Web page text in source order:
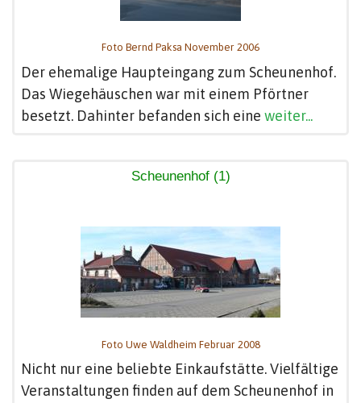
Foto Bernd Paksa November 2006
Der ehemalige Haupteingang zum Scheunenhof.
Das Wiegehäuschen war mit einem Pförtner
besetzt. Dahinter befanden sich eine weiter...
Scheunenhof (1)
Foto Uwe Waldheim Februar 2008
Nicht nur eine beliebte Einkaufstätte. Vielfältige
Veranstaltungen finden auf dem Scheunenhof in